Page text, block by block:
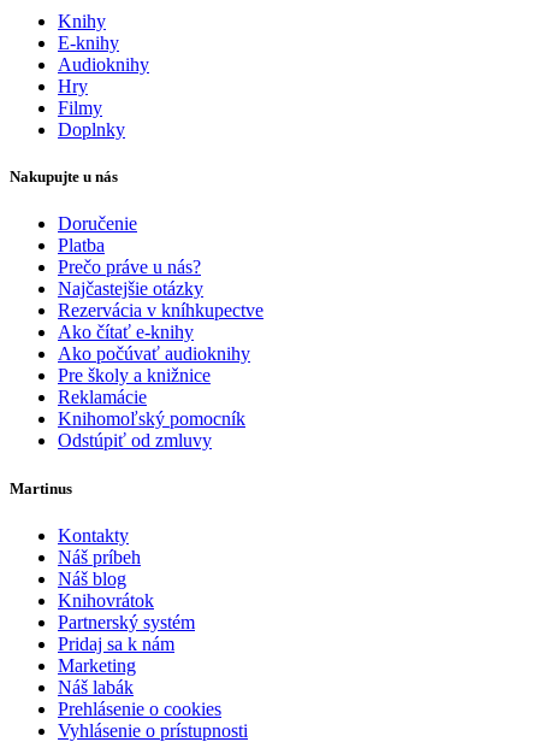
Knihy
E-knihy
Audioknihy
Hry
Filmy
Doplnky
Nakupujte u nás
Doručenie
Platba
Prečo práve u nás?
Najčastejšie otázky
Rezervácia v kníhkupectve
Ako čítať e-knihy
Ako počúvať audioknihy
Pre školy a knižnice
Reklamácie
Knihomoľský pomocník
Odstúpiť od zmluvy
Martinus
Kontakty
Náš príbeh
Náš blog
Knihovrátok
Partnerský systém
Pridaj sa k nám
Marketing
Náš labák
Prehlásenie o cookies
Vyhlásenie o prístupnosti